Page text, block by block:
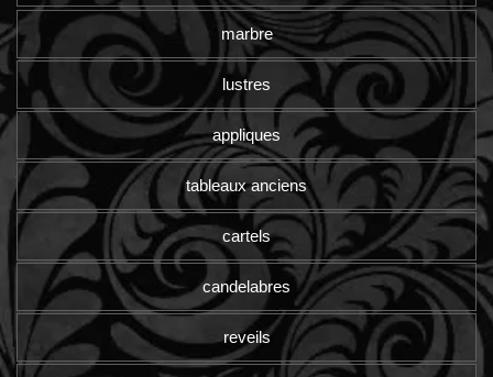
marbre
lustres
appliques
tableaux anciens
cartels
candelabres
reveils